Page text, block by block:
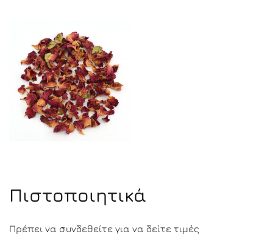
Πιστοποιητικά
Πρέπει να συνδεθείτε για να δείτε τιμές